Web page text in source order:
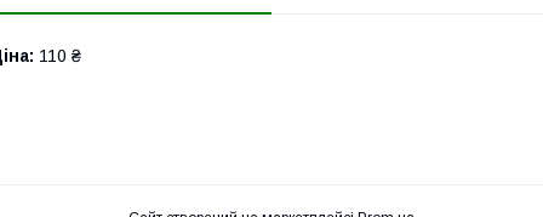
110 ₴